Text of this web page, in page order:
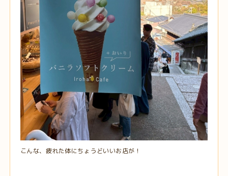
こんな、疲れた体にちょうどいいお店が！